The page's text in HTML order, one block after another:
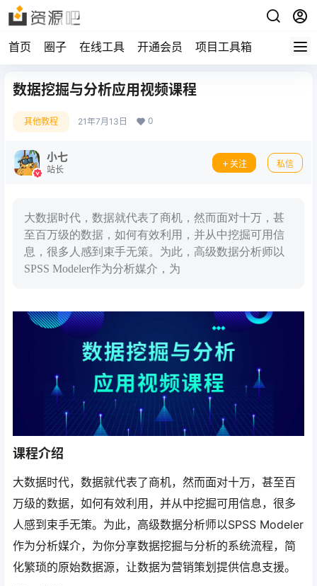
首页 圈子 在线工具 开通会员 项目工具箱
数据挖掘与分析应用视频课程
其他教程 21年7月13日 0
小七
站长
关注 私信
大数据时代，数据就代表了商机，然而面对十万，甚
至百万级的数据，如何有效利用，并从中挖掘可用信
息，很多人感到束手无策。为此，高级数据分析师以
SPSS Modeler作为分析媒介，为
课程介绍
大数据时代，数据就代表了商机，然而面对十万，甚至百
万级的数据，如何有效利用，并从中挖掘可用信息，很多
人感到束手无策。为此，高级数据分析师以SPSS Modeler
作为分析媒介，为你分享数据挖掘与分析的系统流程，简
化繁琐的原始数据源，让数据为营销策划提供信息支援。